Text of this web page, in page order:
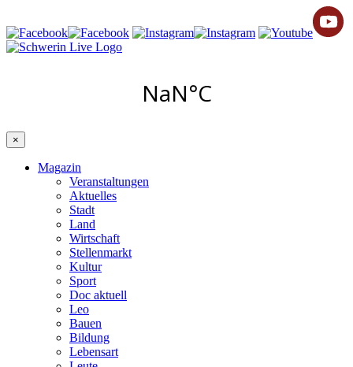
×
Magazin
Veranstaltungen
Aktuelles
Stadt
Land
Wirtschaft
Stellenmarkt
Kultur
Sport
Doc aktuell
Leo
Bauen
Bildung
Lebensart